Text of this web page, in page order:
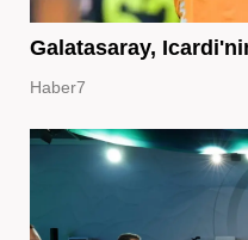
Galatasaray,
Haber7